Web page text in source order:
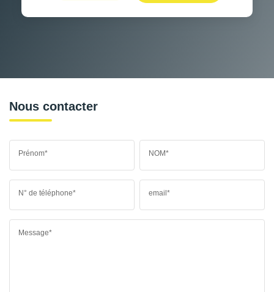
Nous contacter
Prénom* NOM*
N° de téléphone* email*
Message*